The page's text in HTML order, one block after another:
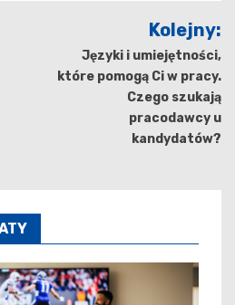
Kolejny:
Języki i umiejętności,
które pomogą Ci w pracy.
Czego szukają
pracodawcy u
kandydatów?